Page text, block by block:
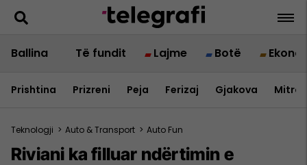
Ballina Të fundit Lajme Botë
Prishtina Prizreni Peja Ferizaj Gjakova
Teknologji > Auto & Transport > Auto Fun
Riviani ka filluar ndërtimin e